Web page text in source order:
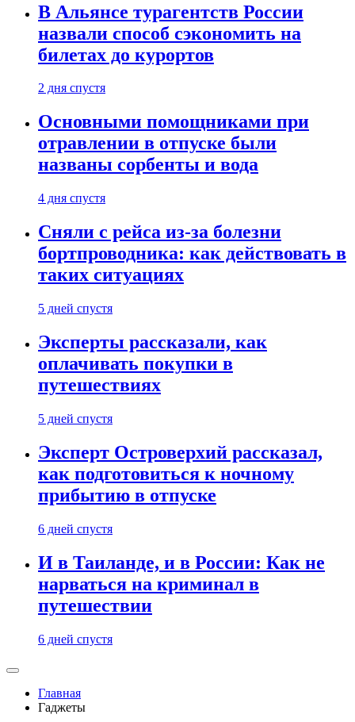
В Альянсе турагентств России
назвали способ сэкономить на
билетах до курортов
2 дня спустя
Основными помощниками при
отравлении в отпуске были
названы сорбенты и вода
4 дня спустя
Сняли с рейса из-за болезни
бортпроводника: как действовать в
таких ситуациях
5 дней спустя
Эксперты рассказали, как
оплачивать покупки в
путешествиях
5 дней спустя
Эксперт Островерхий рассказал,
как подготовиться к ночному
прибытию в отпуске
6 дней спустя
И в Таиланде, и в России: Как не
нарваться на криминал в
путешествии
6 дней спустя
Главная
Гаджеты